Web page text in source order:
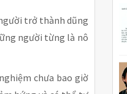
trở thành dũng
người từng là nô
chưa bao giờ